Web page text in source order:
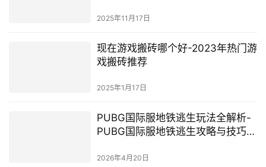
2025年11月17日
现在游戏搬砖哪个好-2023年热门游
戏搬砖推荐
2025年1月17日
PUBG国际服地铁逃生玩法全解析-
PUBG国际服地铁逃生攻略与技巧分
2026年4月20日